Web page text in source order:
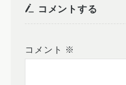
コメントする
コメント ※